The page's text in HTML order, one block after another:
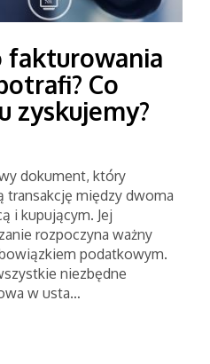
fakturowania
Co
zyskujemy?
dokument, który
transakcję między dwoma
i kupującym. Jej
rozpoczyna ważny
podatkowym.
niezbędne
w usta…